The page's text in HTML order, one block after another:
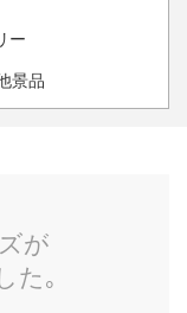
ー
景品